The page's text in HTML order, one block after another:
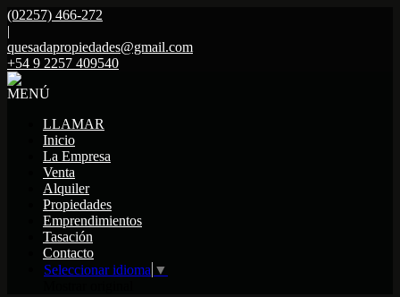
(02257) 466-272
|
quesadapropiedades@gmail.com
+54 9 2257 409540
MENÚ
LLAMAR
Inicio
La Empresa
Venta
Alquiler
Propiedades
Emprendimientos
Tasación
Contacto
Seleccionar idioma ▼